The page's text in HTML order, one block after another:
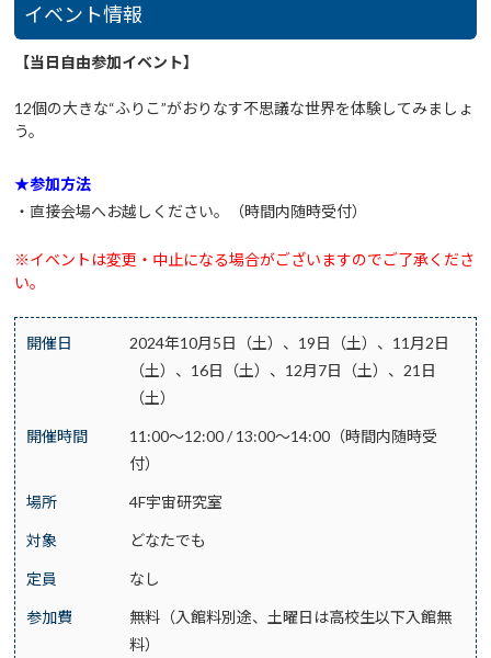
イベント情報
【当日自由参加イベント】
12個の大きな“ふりこ”がおりなす不思議な世界を体験してみましょ
う。
★参加方法
・直接会場へお越しください。（時間内随時受付）
※イベントは変更・中止になる場合がございますのでご了承くださ
い。
開催日
2024年10月5日（土）、19日（土）、11月2日
（土）、16日（土）、12月7日（土）、21日
（土）
開催時間
11:00～12:00 / 13:00～14:00（時間内随時受
付）
場所 4F宇宙研究室
対象 どなたでも
定員 なし
参加費
無料（入館料別途、土曜日は高校生以下入館無
料）